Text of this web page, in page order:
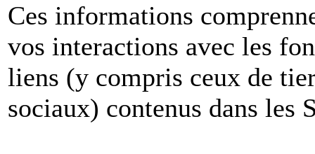
Ces informations
vos interactions avec les
liens (y compris ceux de
sociaux) contenus dans les